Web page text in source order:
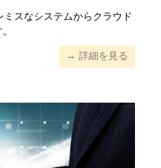
スなシステムからクラウド
→ 詳細を見る